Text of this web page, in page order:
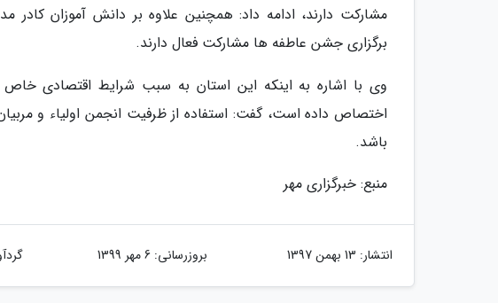
مشارکت دارند، ادامه داد: همچنین علاوه بر دانش آموزان
برگزاری جشن عاطفه ها مشارکت فعال دارند.
وی با اشاره به اینکه این استان به سبب شرایط اقتصادی خاص
اختصاص داده است، گفت: استفاده از ظرفیت انجمن اولیاء و
باشد.
منبع: خبرگزاری مهر
انتشار: 13 بهمن 1397 بروزرسانی: 6 مهر 1399